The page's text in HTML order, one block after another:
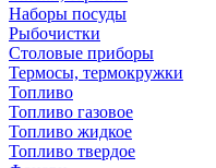
Наборы посуды
Рыбочистки
Столовые приборы
Термосы, термокружки
Топливо
Топливо газовое
Топливо жидкое
Топливо твердое